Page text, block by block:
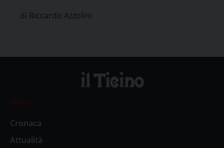
di Riccardo Azzolini
News
Cronaca
Attualità